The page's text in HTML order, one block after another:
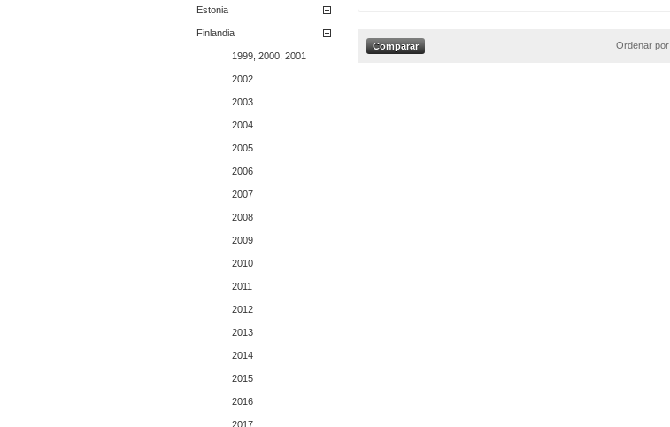
Estonia
Finlandia
1999, 2000, 2001
2002
2003
2004
2005
2006
2007
2008
2009
2010
2011
2012
2013
2014
2015
2016
2017
Ordenar por